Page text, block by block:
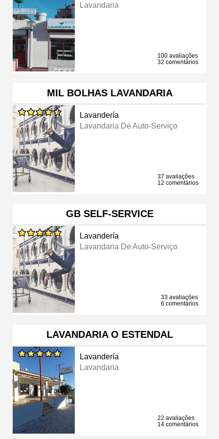
Lavandaria
100 avaliações
32 comentários
MIL BOLHAS LAVANDARIA
Lavandería
Lavandaria De Auto-Serviço
37 avaliações
12 comentários
GB SELF-SERVICE
Lavandería
Lavandaria De Auto-Serviço
33 avaliações
6 comentários
LAVANDARIA O ESTENDAL
Lavandería
Lavandaria
22 avaliações
14 comentários